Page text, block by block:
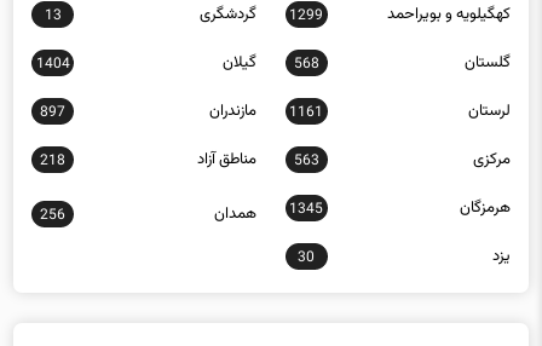
کهگیلویه و بویراحمد 1299 گردشگری 13
گلستان 568 گیلان 1404
لرستان 1161 مازندران 897
مرکزی 563 مناطق آزاد 218
هرمزگان 1345 همدان 256
یزد 30